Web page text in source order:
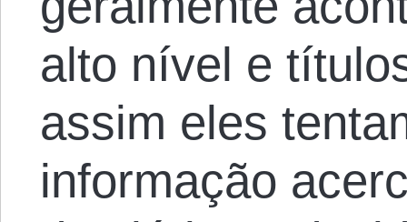
alto nível e
assim eles
informação